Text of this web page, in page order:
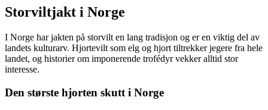
Storviltjakt i Norge
I Norge har jakten på storvilt en lang tradisjon og er en viktig del av
landets kulturarv. Hjortevilt som elg og hjort tiltrekker jegere fra hele
landet, og historier om imponerende trofédyr vekker alltid stor
interesse.
Den største hjorten skutt i Norge